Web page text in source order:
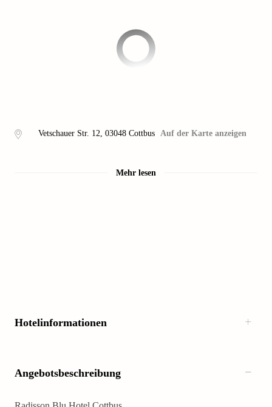
Vetschauer Str. 12, 03048 Cottbus Auf der Karte anzeigen
Mehr lesen
Hotelinformationen
Angebotsbeschreibung